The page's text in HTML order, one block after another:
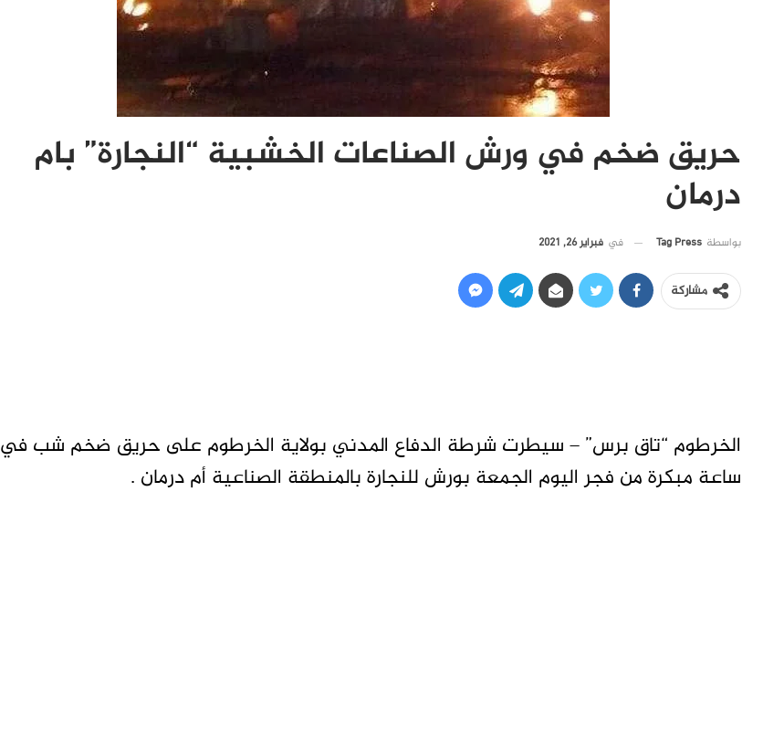
حريق ضخم في ورش الصناعات الخشبية “النجارة” بام
درمان
بواسطة Tag Press في فبراير 26, 2021
مشاركة
الخرطوم “تاق برس” – سيطرت شرطة الدفاع المدني بولاية الخرطوم على حريق ضخم شب في
ساعة مبكرة من فجر اليوم الجمعة بورش للنجارة بالمنطقة الصناعية أم درمان .